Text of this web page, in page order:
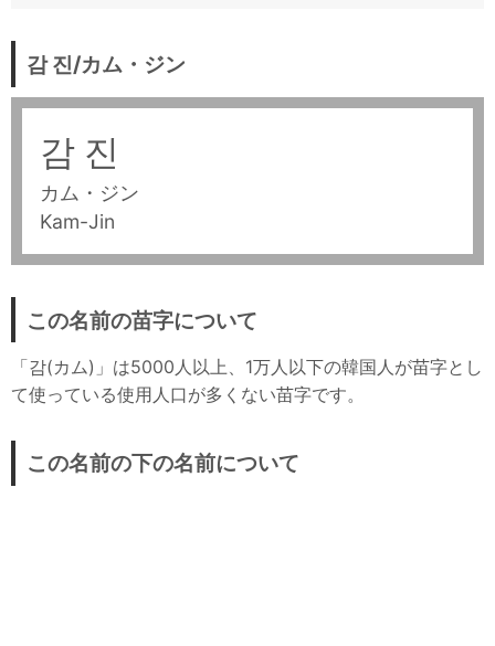
감 진/カム・ジン
감 진
カム・ジン
Kam-Jin
この名前の苗字について
「감(カム)」は5000人以上、1万人以下の韓国人が苗字とし
て使っている使用人口が多くない苗字です。
この名前の下の名前について